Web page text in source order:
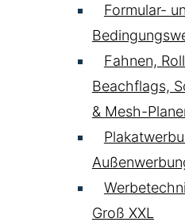
Formular-
Fahnen,
Beachflags,
& Mesh-
Groß XXL